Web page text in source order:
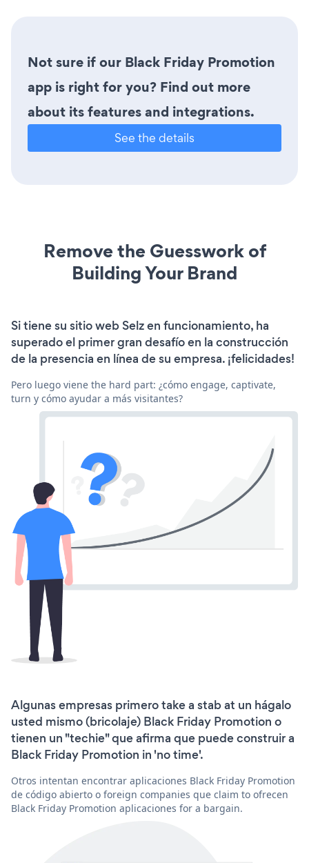
Not sure if our Black Friday Promotion
app is right for you? Find out more
about its features and integrations.
See the details
Remove the Guesswork of
Building Your Brand
Si tiene su sitio web Selz en funcionamiento, ha
superado el primer gran desafío en la construcción
de la presencia en línea de su empresa. ¡felicidades!
Pero luego viene the hard part: ¿cómo engage, captivate,
turn y cómo ayudar a más visitantes?
Algunas empresas primero take a stab at un hágalo
usted mismo (bricolaje) Black Friday Promotion o
tienen un "techie" que afirma que puede construir a
Black Friday Promotion in 'no time'.
Otros intentan encontrar aplicaciones Black Friday Promotion
de código abierto o foreign companies que claim to ofrecen
Black Friday Promotion aplicaciones for a bargain.